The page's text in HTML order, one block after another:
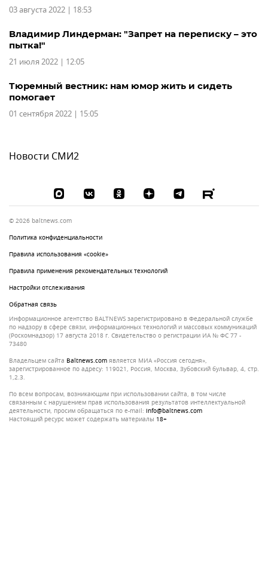
03 августа 2022 | 18:53
Владимир Линдерман: "Запрет на переписку – это
пытка!"
21 июля 2022 | 12:05
Тюремный вестник: нам юмор жить и сидеть
помогает
01 сентября 2022 | 15:05
Новости СМИ2
© 2026 baltnews.com
Политика конфиденциальности
Правила использования «cookie»
Правила применения рекомендательных технологий
Настройки отслеживания
Обратная связь
Информационное агентство BALTNEWS зарегистрировано в Федеральной службе
по надзору в сфере связи, информационных технологий и массовых коммуникаций
(Роскомнадзор) 17 августа 2018 г. Свидетельство о регистрации ИА № ФС 77 -
73480
Владельцем сайта
baltnews.com является МИА «Россия сегодня»,
зарегистрированное по адресу: 119021, Россия, Москва, Зубовский бульвар, 4, стр.
1,2.3.
По всем вопросам, возникающим при использовании сайта, в том числе
связанным с нарушением прав использования результатов интеллектуальной
деятельности, просим обращаться по e-mail: info@baltnews.com
Настоящий ресурс может содержать материалы 18+